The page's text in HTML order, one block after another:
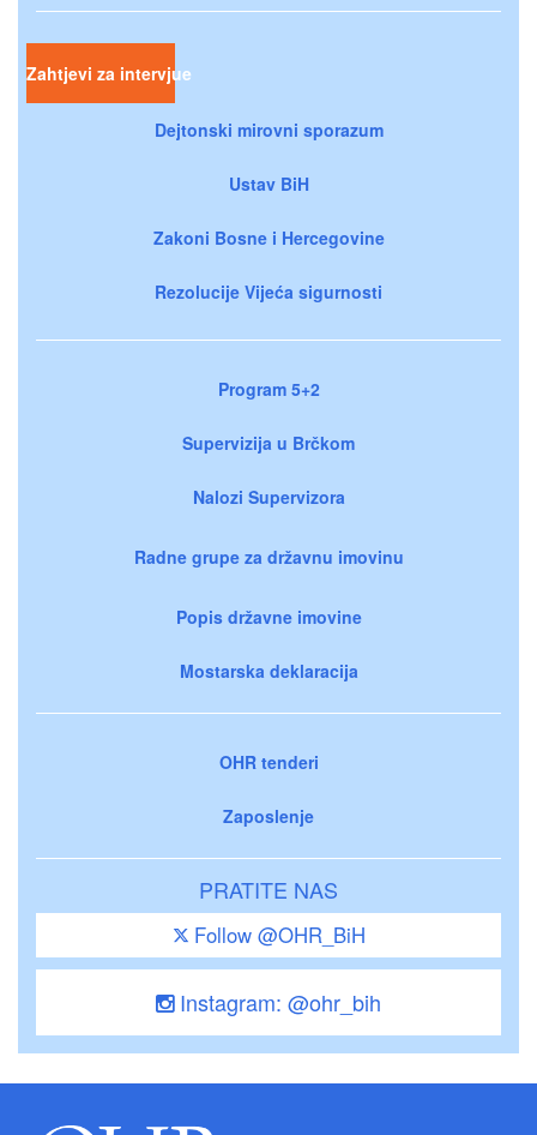
Zahtjevi za intervjue
Dejtonski mirovni sporazum
Ustav BiH
Zakoni Bosne i Hercegovine
Rezolucije Vijeća sigurnosti
Program 5+2
Supervizija u Brčkom
Nalozi Supervizora
Radne grupe za državnu imovinu
Popis državne imovine
Mostarska deklaracija
OHR tenderi
Zaposlenje
PRATITE NAS
Follow @OHR_BiH
Instagram: @ohr_bih